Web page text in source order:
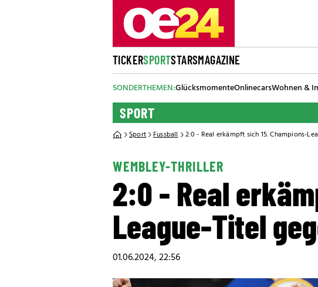
TICKERSPORTSTARSMAGAZINE
SONDERTHEMEN:GlücksmomenteOnlinecarsWohnen &
SPORT
Sport Fussball 2:0 - Real erkämpft sich 15. Champions-
WEMBLEY-THRILLER
2:0 - Real
League-Titel
01.06.2024, 22:56